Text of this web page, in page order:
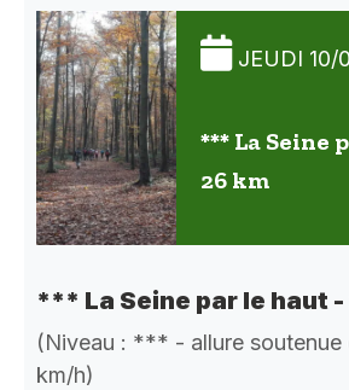
JEUDI 10/
*** La Seine
26 km
*** La Seine par le haut -
(Niveau : *** - allure soutenue
km/h)